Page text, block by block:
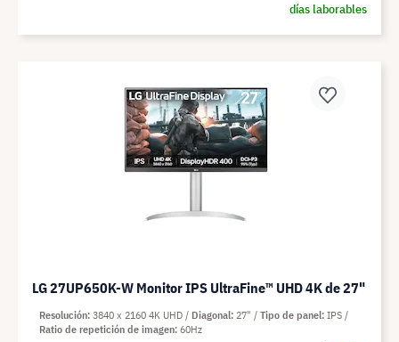
días laborables
LG 27UP650K-W Monitor IPS UltraFine™ UHD 4K de 27"
Resolución 3840 x 2160 4K UHD Diagonal 27" Tipo de panel IPS
Ratio de repetición de imagen 60Hz